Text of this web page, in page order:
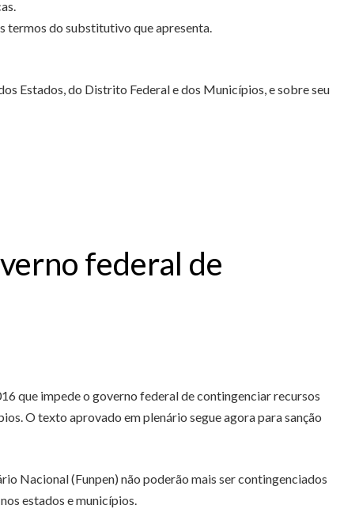
termos do substitutivo que apresenta.
Estados, do Distrito Federal e dos Municípios, e sobre seu
federal de
que impede o governo federal de contingenciar recursos
O texto aprovado em plenário segue agora para sanção
Nacional (Funpen) não poderão mais ser contingenciados
estados e municípios.